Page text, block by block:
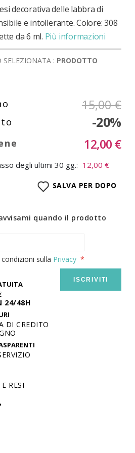
decorativa delle labbra di
e intollerante. Colore: 308
da 6 ml. Più informazioni
: PRODOTTO
15,00 €
-20%
12,00 €
degli ultimi 30 gg.: 12,00 €
SALVA PER DOPO
quando il prodotto
sulla Privacy
ISCRIVITI
24/48H
DI CREDITO
RESI